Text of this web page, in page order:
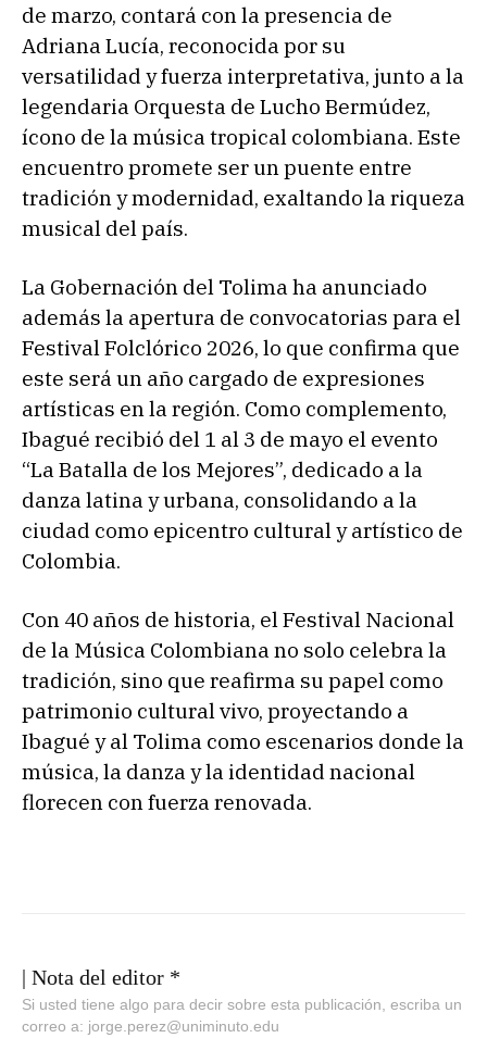
de marzo, contará con la presencia de
Adriana Lucía, reconocida por su
versatilidad y fuerza interpretativa, junto a la
legendaria Orquesta de Lucho Bermúdez,
ícono de la música tropical colombiana. Este
encuentro promete ser un puente entre
tradición y modernidad, exaltando la riqueza
musical del país.
La Gobernación del Tolima ha anunciado
además la apertura de convocatorias para el
Festival Folclórico 2026, lo que confirma que
este será un año cargado de expresiones
artísticas en la región. Como complemento,
Ibagué recibió del 1 al 3 de mayo el evento
“La Batalla de los Mejores”, dedicado a la
danza latina y urbana, consolidando a la
ciudad como epicentro cultural y artístico de
Colombia.
Con 40 años de historia, el Festival Nacional
de la Música Colombiana no solo celebra la
tradición, sino que reafirma su papel como
patrimonio cultural vivo, proyectando a
Ibagué y al Tolima como escenarios donde la
música, la danza y la identidad nacional
florecen con fuerza renovada.
| Nota del editor *
Si usted tiene algo para decir sobre esta publicación, escriba un
correo a: jorge.perez@uniminuto.edu